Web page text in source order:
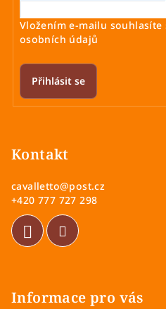
Vložením e-mailu souhlasíte
osobních údajů
Přihlásit se
Kontakt
cavalletto@post.cz
+420 777 727 298
Informace pro vás